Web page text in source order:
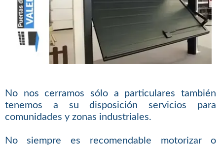
No nos cerramos sólo a particulares también
tenemos a su disposición servicios para
comunidades y zonas industriales.
No siempre es recomendable motorizar o